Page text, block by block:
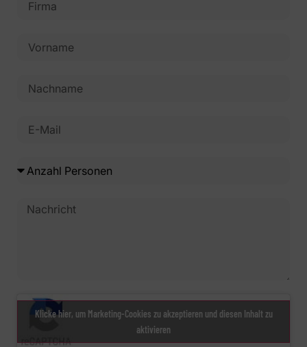
Klicke hier, um Marketing-Cookies zu akzeptieren und diesen Inhalt zu
aktivieren